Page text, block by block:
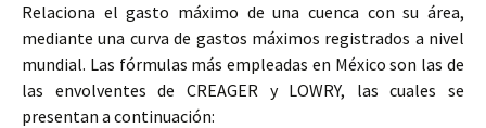
Relaciona el gasto máximo de una cuenca con su área,
mediante una curva de gastos máximos registrados a nivel
mundial. Las fórmulas más empleadas en México son las de
las envolventes de CREAGER y LOWRY, las cuales se
presentan a continuación: